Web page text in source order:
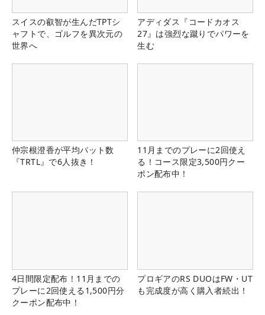
スイスの叡智が生んだTPTシ
ャフトで、ゴルフを異次元の
世界へ
アディダス『コードカオス
27』は強烈な蹴りでパワーを
生む
仲宗根澄香が平均パット数
『TRTL』で6人抜き！
11月までのプレーに2回使え
る！コース限定3,500円クー
ポン配布中！
4日間限定配布！11月までの
プレーに2回使える1,500円分
クーポン配布中！
プロギアのRS DUOはFW・UT
も完成度が高く購入者続出！